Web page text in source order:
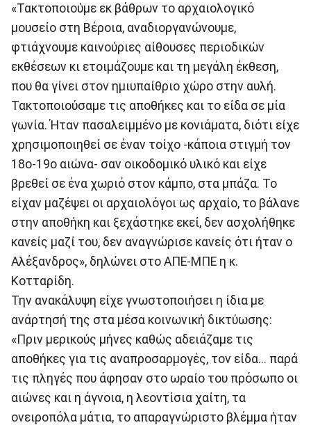
«Τακτοποιούμε εκ βάθρων το αρχαιολογικό
μουσείο στη Βέροια, αναδιοργανώνουμε,
φτιάχνουμε καινούριες αίθουσες περιοδικών
εκθέσεων κι ετοιμάζουμε και τη μεγάλη έκθεση,
που θα γίνει στον ημιυπαίθριο χώρο στην αυλή.
Τακτοποιούσαμε τις αποθήκες και το είδα σε μία
γωνία. Ήταν πασαλειμμένο με κονιάματα, διότι είχε
χρησιμοποιηθεί σε έναν τοίχο -κάποια στιγμή τον
18ο-19ο αιώνα- σαν οικοδομικό υλικό και είχε
βρεθεί σε ένα χωριό στον κάμπο, στα μπάζα. Το
είχαν μαζέψει οι αρχαιολόγοι ως αρχαίο, το βάλανε
στην αποθήκη και ξεχάστηκε εκεί, δεν ασχολήθηκε
κανείς μαζί του, δεν αναγνώρισε κανείς ότι ήταν ο
Αλέξανδρος», δηλώνει στο ΑΠΕ-ΜΠΕ η κ.
Κοτταρίδη.
Την ανακάλυψη είχε γνωστοποιήσει η ίδια με
ανάρτησή της στα μέσα κοινωνική δικτύωσης:
«Πριν μερικούς μήνες καθώς αδειάζαμε τις
αποθήκες για τις αναπροσαρμογές, τον είδα... παρά
τις πληγές που άφησαν στο ωραίο του πρόσωπο οι
αιώνες και η άγνοια, η λεοντίσια χαίτη, τα
ονειροπόλα μάτια, το απαραγνώριστο βλέμμα ήταν